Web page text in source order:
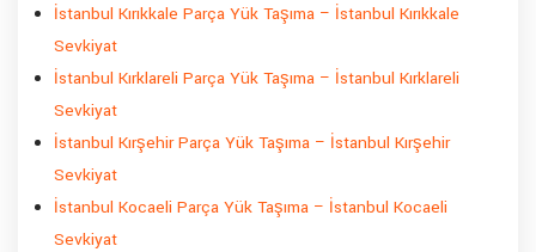
İstanbul Kırıkkale Parça Yük Taşıma – İstanbul Kırıkkale
Sevkiyat
İstanbul Kırklareli Parça Yük Taşıma – İstanbul Kırklareli
Sevkiyat
İstanbul Kırşehir Parça Yük Taşıma – İstanbul Kırşehir
Sevkiyat
İstanbul Kocaeli Parça Yük Taşıma – İstanbul Kocaeli
Sevkiyat